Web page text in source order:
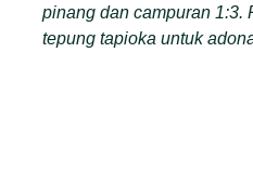
pinang dan campuran 1:3.
tepung tapioka untuk